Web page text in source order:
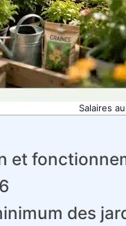
Salaires
et
des